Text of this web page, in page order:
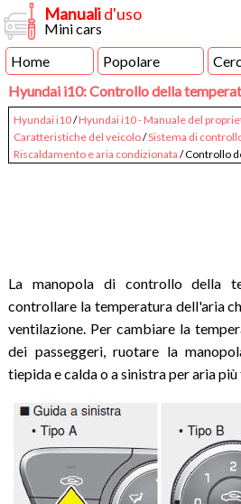
Manualid'uso
Mini cars
Home
Popolare
Hyundai i10: Controllo della
Hyundai i10/Hyundai i10 - Manuale del
Caratteristiche del veicolo/Sistema di
Riscaldamento e aria condizionata / Controllo
La manopola di controllo della
controllare la temperatura dell'aria
ventilazione. Per cambiare la
dei passeggeri, ruotare la
tiepida e calda o a sinistra per aria